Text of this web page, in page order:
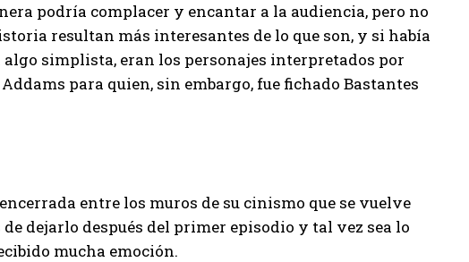
podría complacer y encantar a la audiencia, pero no
resultan más interesantes de lo que son, y si había
simplista, eran los personajes interpretados por
para quien, sin embargo, fue fichado Bastantes
entre los muros de su cinismo que se vuelve
dejarlo después del primer episodio y tal vez sea lo
mucha emoción.